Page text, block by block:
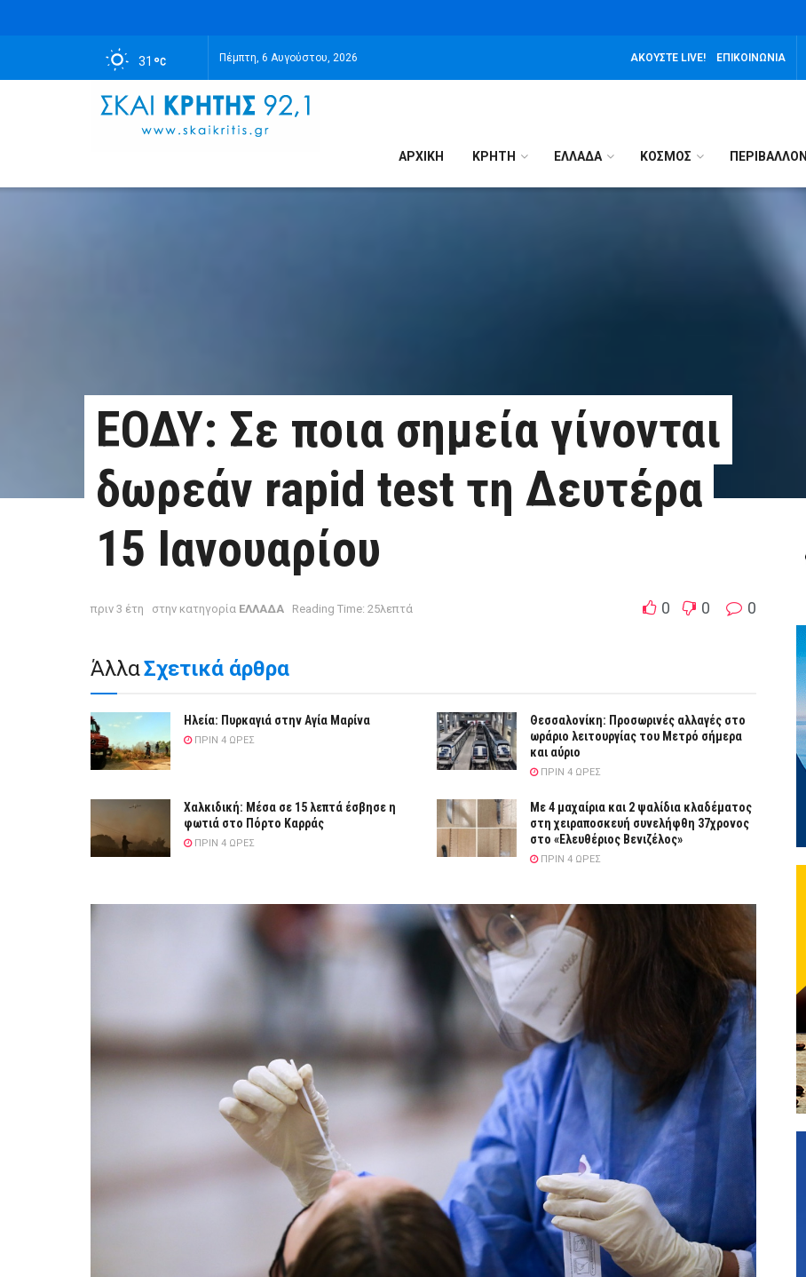
31 Πέμπτη, 6 Αυγούστου, 2026 ΑΚΟΎΣΤΕ LIVE! ΕΠΙΚΟΙΝΩΝΊΑ
ΑΡΧΙΚΉ ΚΡΗΤΗ ΕΛΛΑΔΑ ΚΟΣΜΟΣ ΠΕΡΙΒΑΛΛΟΝ
ΕΟΔΥ: Σε ποια σημεία γίνονται
δωρεάν rapid test τη Δευτέρα
15 Ιανουαρίου
πριν 3 έτη στην κατηγορία ΕΛΛΑΔΑ Reading Time: 25λεπτά 0 0 0
ΆλλαΣχετικά άρθρα
Ηλεία: Πυρκαγιά στην Αγία Μαρίνα
ΠΡΙΝ 4 ΏΡΕΣ
Θεσσαλονίκη: Προσωρινές αλλαγές στο
ωράριο λειτουργίας του Μετρό σήμερα
και αύριο
ΠΡΙΝ 4 ΏΡΕΣ
Χαλκιδική: Μέσα σε 15 λεπτά έσβησε η
φωτιά στο Πόρτο Καρράς
ΠΡΙΝ 4 ΏΡΕΣ
Με 4 μαχαίρια και 2 ψαλίδια κλαδέματος
στη χειραποσκευή συνελήφθη 37χρονος
στο «Ελευθέριος Βενιζέλος»
ΠΡΙΝ 4 ΏΡΕΣ